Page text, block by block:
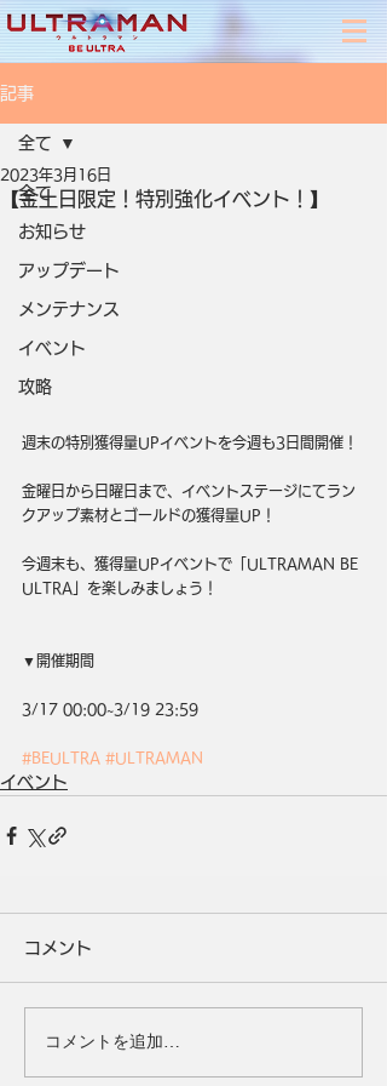
記事
全て
お知らせ
アップデート
メンテナンス
イベント
攻略
全て
【金土日限定！特別強化イベント！】
2023年3月16日
週末の特別獲得量UPイベントを今週も3日間開催！
金曜日から日曜日まで、イベントステージにてラン
クアップ素材とゴールドの獲得量UP！
今週末も、獲得量UPイベントで「ULTRAMAN BE
ULTRA」を楽しみましょう！
▼開催期間
3/17 00:00~3/19 23:59
#BEULTRA #ULTRAMAN
イベント
コメント
コメントを追加…